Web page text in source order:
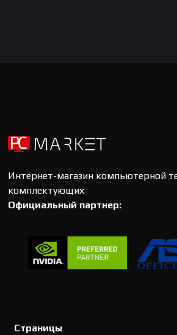
Интернет-магазин компьютерной
комплектующих
Официальный партнер:
Страницы